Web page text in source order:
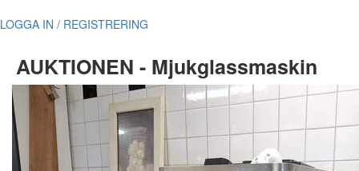
LOGGA IN / REGISTRERING
AUKTIONEN - Mjukglassmaskin